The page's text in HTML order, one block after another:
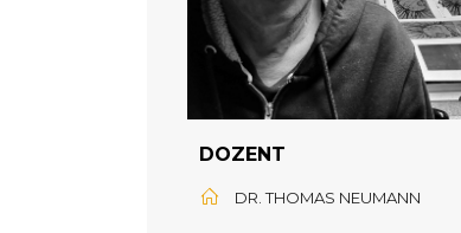
DOZENT
DR. THOMAS NEUMANN